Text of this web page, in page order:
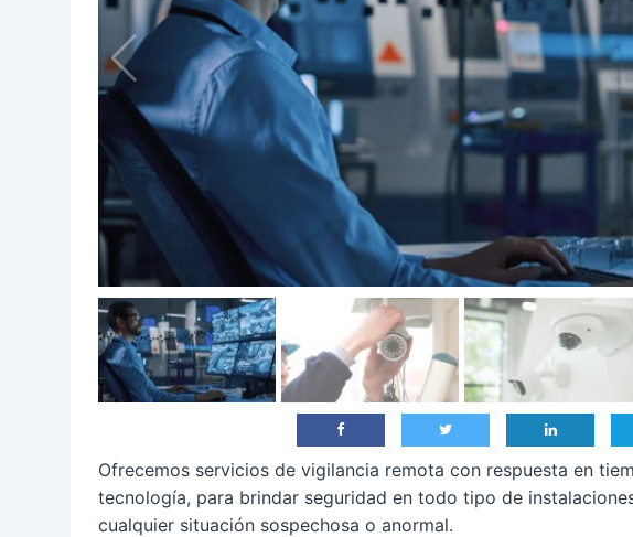
Ofrecemos servicios de vigilancia remota con respuesta en
tecnología, para brindar seguridad en todo tipo de
cualquier situación sospechosa o anormal.